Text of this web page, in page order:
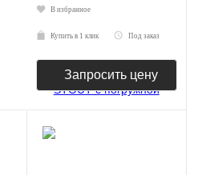
В избранное
Купить в 1 клик Под заказ
Запросить цену